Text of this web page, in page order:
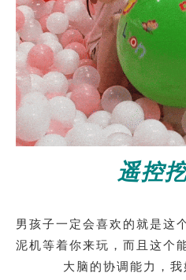
遥控
男孩子一定会喜欢的就是这
泥机等着你来玩，而且这个
大脑的协调能力，我